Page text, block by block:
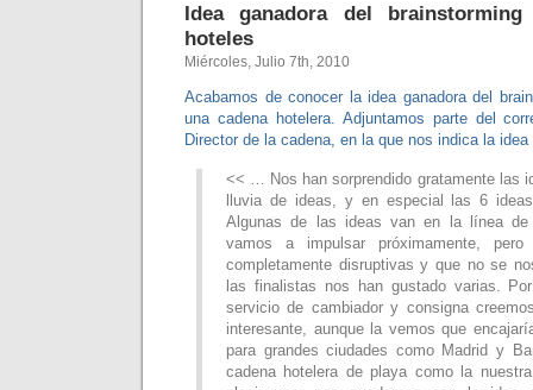
Idea ganadora del
hoteles
Miércoles, Julio 7th, 2010
Acabamos de conocer la idea ganadora del
una cadena hotelera. Adjuntamos parte del
Director de la cadena, en la que nos indica la idea
<< … Nos han sorprendido gratamente las
lluvia de ideas, y en especial las 6
Algunas de las ideas van en la línea de
vamos a impulsar próximamente,
completamente disruptivas y que no se
las finalistas nos han gustado varias.
servicio de cambiador y consigna
interesante, aunque la vemos que
para grandes ciudades como Madrid y
cadena hotelera de playa como la